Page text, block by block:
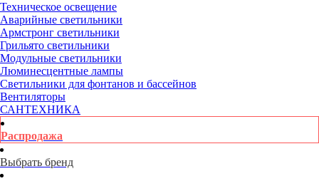
Техническое освещение
Аварийные светильники
Армстронг светильники
Грильято светильники
Модульные светильники
Люминесцентные лампы
Светильники для фонтанов и бассейнов
Вентиляторы
САНТЕХНИКА
Распродажа
Выбрать бренд